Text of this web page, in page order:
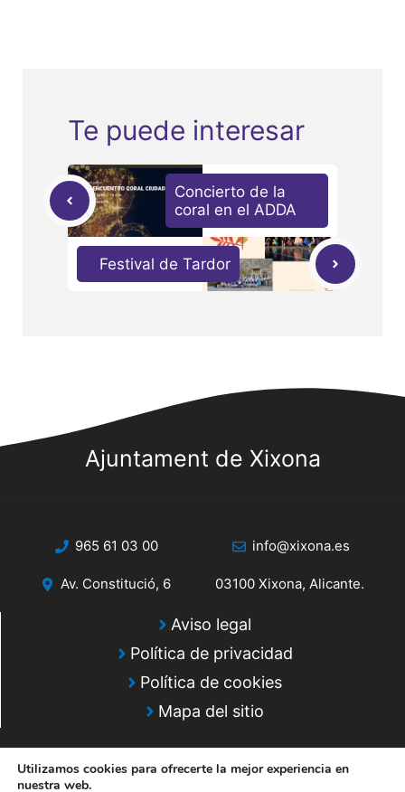
Te puede interesar
Concierto de la
coral en el ADDA
Festival de Tardor
Ajuntament de Xixona
965 61 03 00 info@xixona.es
Av. Constitució, 6 03100 Xixona, Alicante.
Aviso legal
Política de privacidad
Política de cookies
Mapa del sitio
Utilizamos cookies para ofrecerte la mejor experiencia en
nuestra web.